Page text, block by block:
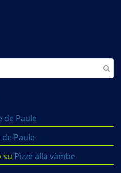
de Paule
de Paule
su Pìzze alla vàmbe